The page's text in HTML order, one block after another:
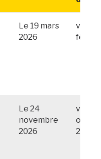
Le 19 mars
2026
Le 24
novembre
2026
2026